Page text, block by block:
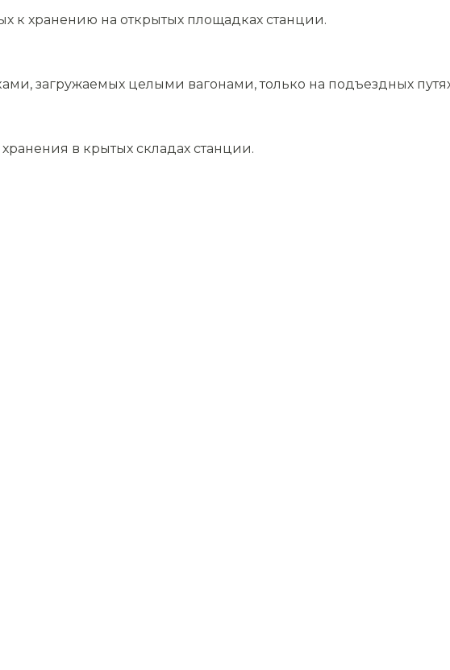
к хранению на открытых площадках станции.
загружаемых целыми вагонами, только на подъездных
в крытых складах станции.